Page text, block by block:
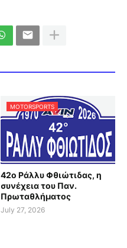
MOTORSPORTS
42ο Ράλλυ Φθιώτιδας, η
συνέχεια του Παν.
Πρωταθλήματος
July 27, 2026